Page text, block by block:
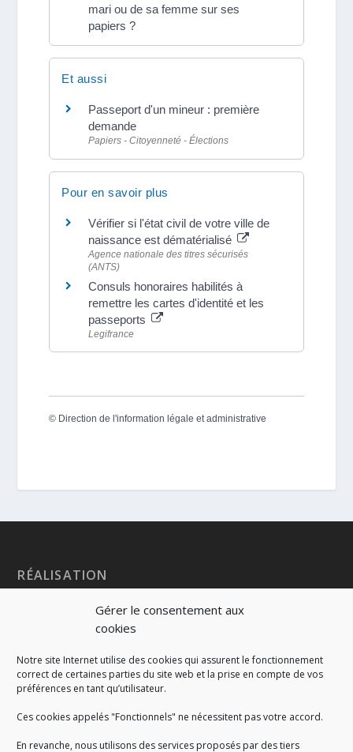
Gérer le consentement aux
cookies
Notre site Internet utilise des cookies qui assurent le fonctionnement
correct de certaines parties du site web et la prise en compte de vos
préférences en tant qu’utilisateur.
Ces cookies appelés "Fonctionnels" ne nécessitent pas votre accord.
En revanche, nous utilisons des services proposés par des tiers
mari ou de sa femme sur ses
papiers ?
Et aussi
Passeport d'un mineur : première
demande
Papiers - Citoyenneté - Élections
Pour en savoir plus
Vérifier si l'état civil de votre ville de
naissance est dématérialisé
Agence nationale des titres sécurisés
(ANTS)
Consuls honoraires habilités à
remettre les cartes d'identité et les
passeports
Legifrance
© Direction de l'information légale et administrative
RÉALISATION